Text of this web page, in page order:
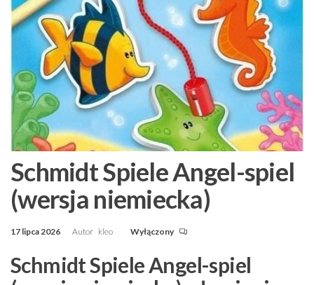
Schmidt Spiele Angel-spiel
(wersja niemiecka)
17 lipca 2026 Autor kleo Wyłączony
Schmidt Spiele Angel-spiel